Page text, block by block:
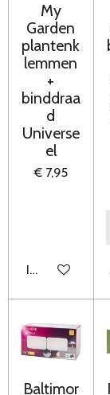
My
Garden
plantenk
lemmen
+
binddraa
d
Universe
el
€ 7,95
In
Baltimor